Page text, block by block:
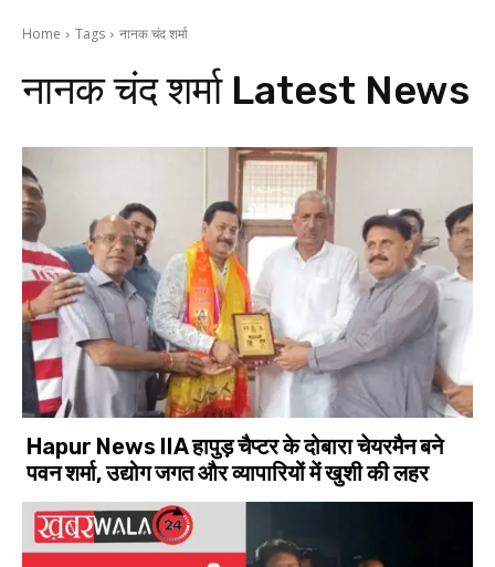
Home Tags नानक चंद शर्मा
नानक चंद शर्माLatest News
Hapur News IIA हापुड़ चैप्टर के दोबारा चेयरमैन बने
पवन शर्मा, उद्योग जगत और व्यापारियों में खुशी की लहर